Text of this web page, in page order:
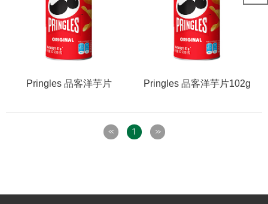
Pringles 品客洋芋片 Pringles 品客洋芋片102g
<< 1 >>